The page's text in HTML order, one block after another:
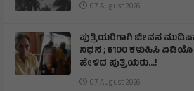
07 August 2026
ಪುತ್ರಿಯರಿಗಾಗಿ ಜೀವನ
ನಿಧನ ; ₹5100 ಕಳುಹಿಸಿ
ಹೇಳಿದ ಪುತ್ರಿಯರು...!
07 August 2026